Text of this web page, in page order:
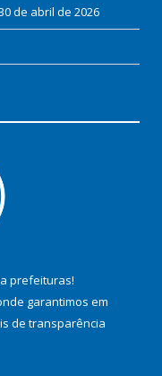
de abril de 2026
prefeituras!
garantimos em
de transparência